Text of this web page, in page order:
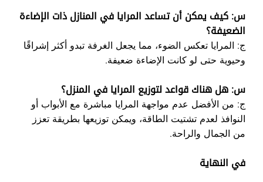
س: كيف يمكن أن تساعد المرايا في المنازل ذات الإضاءة
الضعيفة؟
ج: المرايا تعكس الضوء، مما يجعل الغرفة تبدو أكثر إشراقًا
وحيوية حتى لو كانت الإضاءة ضعيفة.
س: هل هناك قواعد لتوزيع المرايا في المنزل؟
ج: من الأفضل عدم مواجهة المرايا مباشرة مع الأبواب أو
النوافذ لعدم تشتيت الطاقة، ويمكن توزيعها بطريقة تعزز
من الجمال والراحة.
في النهاية